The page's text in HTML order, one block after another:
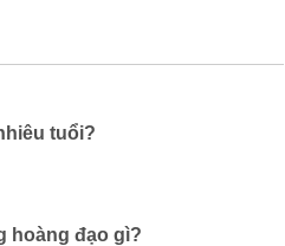
tuổi?
hoàng đạo gì?